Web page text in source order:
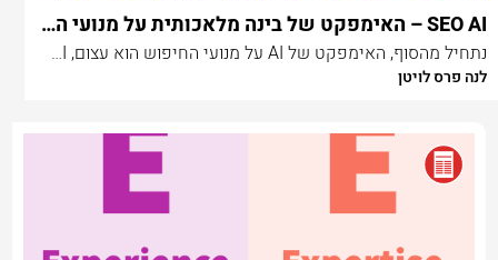
SEO AI – האימפקט של בינה מלאכותית על מנועי החיפוש
נתחיל מהסוף, האימפקט של AI על מנועי החיפוש הוא עצום, AI עתיד לשנות את הדרך בה אנחנו חושבים, עובדים ומחפשים תשובות ברחבי הרשת.
לנה פרס לויטן